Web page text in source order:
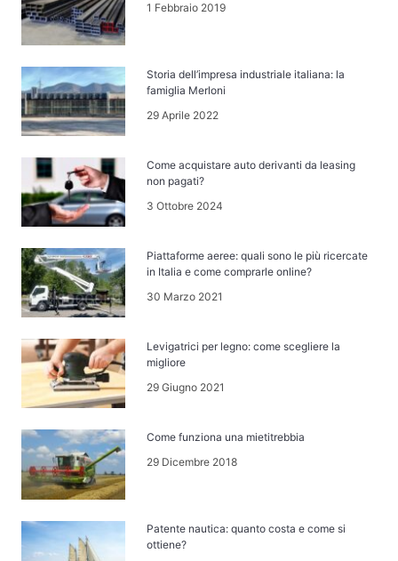
1 Febbraio 2019
Storia dell’impresa industriale italiana: la
famiglia Merloni
29 Aprile 2022
Come acquistare auto derivanti da leasing
non pagati?
3 Ottobre 2024
Piattaforme aeree: quali sono le più ricercate
in Italia e come comprarle online?
30 Marzo 2021
Levigatrici per legno: come scegliere la
migliore
29 Giugno 2021
Come funziona una mietitrebbia
29 Dicembre 2018
Patente nautica: quanto costa e come si
ottiene?